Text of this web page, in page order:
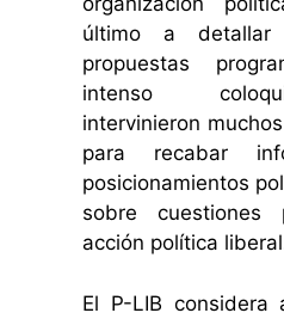
último a detallar
propuestas
intenso
intervinieron
para recabar
posicionamientos
sobre
acción política
El P-LIB considera